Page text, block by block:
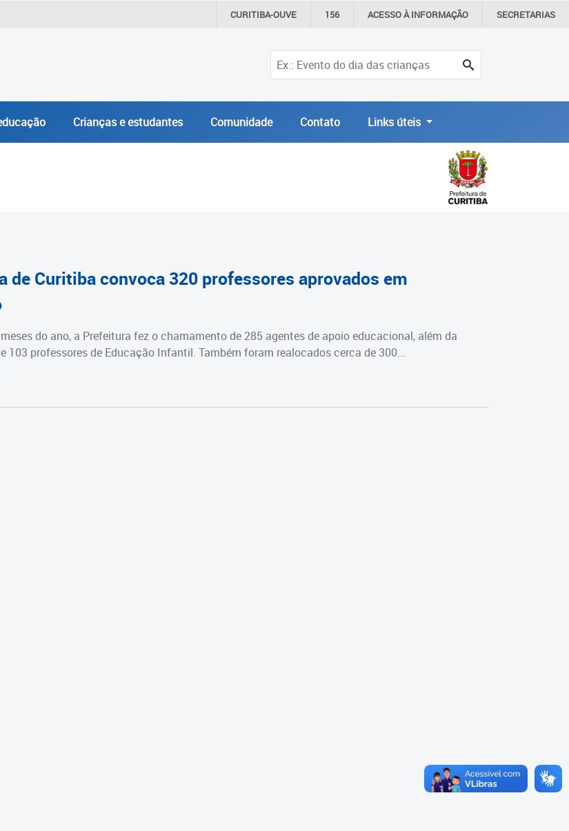
CURITIBA-OUVE 156 ACESSO ÀINFORMAÇÃO SECRETARIAS
Crianças e estudantes Comunidade Contato Links úteis
de Curitiba convoca 320 professores aprovados em
do ano, a Prefeitura fez o chamamento de 285 agentes de apoio educacional, além da
103 professores de Educação Infantil. Também foram realocados cerca de 300...